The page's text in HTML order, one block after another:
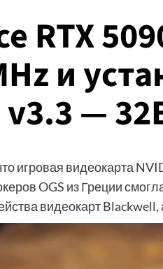
RTX
и
v3.3 —
игровая видеокарта
OGS из Греции
видеокарт